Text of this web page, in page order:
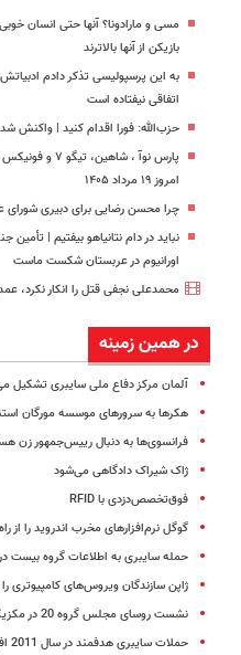
مسی و مارادونا؟ آنها حتی انسان
بازیکن از آنها بالاترند
به این پرسپولیسی تذکر دادم
اتفاقی نیفتاده است
حزب‌الله: فورا اقدام کنید | واکنش
امروز ۱۹ مرداد ۱۴۰۵
چرا محسن رضایی برای دبیری شورای
اورانیوم در عربستان شکست ماست
محمدعلی نجفی قتل را انکار نکرد،
در همین زمینه
آلمان مرکز دفاع ملی سایبری تشکیل
هکرها به سرورهای موسسه مورگان
فرانسوی‌ها به دنبال رییس‌جمهور زن
ژاک شیراک دادگاهی می‌شود
فوق‌تخصص‌دزدی با RFID
گوگل نرم‌افزارهای مخرب اندروید را از
حمله سایبری به اطلاعات گروه بیست
ژاپن سازندگان ویروس‌های کامپیوتری را
نشست روسای مجلس گروه 20 در مکزیکوسیتی
حملات سایبری هدفمند در سال 2011 افزایش می‌یابد